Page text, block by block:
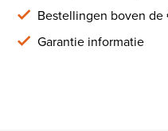
Bestellingen boven
Garantie informatie